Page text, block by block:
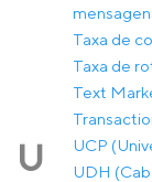
Taxa de
Taxa de
Text
U
UCP
UDH